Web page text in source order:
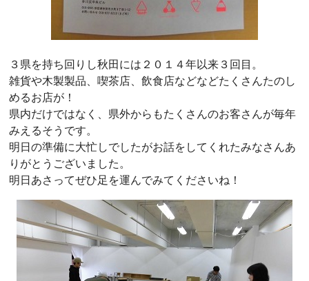
３県を持ち回りし秋田には２０１４年以来３回目。
雑貨や木製製品、喫茶店、飲食店などなどたくさんたのし
めるお店が！
県内だけではなく、県外からもたくさんのお客さんが毎年
みえるそうです。
明日の準備に大忙しでしたがお話をしてくれたみなさんあ
りがとうございました。
明日あさってぜひ足を運んでみてくださいね！